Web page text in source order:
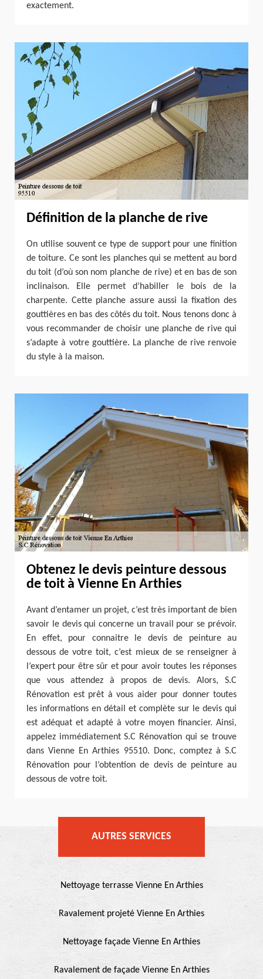
exactement.
Définition de la planche de rive
On utilise souvent ce type de support pour une finition
de toiture. Ce sont les planches qui se mettent au bord
du toit (d’où son nom planche de rive) et en bas de son
inclinaison. Elle permet d’habiller le bois de la
charpente. Cette planche assure aussi la fixation des
gouttières en bas des côtés du toit. Nous tenons donc à
vous recommander de choisir une planche de rive qui
s’adapte à votre gouttière. La planche de rive renvoie
du style à la maison.
Obtenez le devis peinture dessous
de toit à Vienne En Arthies
Avant d’entamer un projet, c’est très important de bien
savoir le devis qui concerne un travail pour se prévoir.
En effet, pour connaitre le devis de peinture au
dessous de votre toit, c’est mieux de se renseigner à
l’expert pour être sûr et pour avoir toutes les réponses
que vous attendez à propos de devis. Alors, S.C
Rénovation est prêt à vous aider pour donner toutes
les informations en détail et complète sur le devis qui
est adéquat et adapté à votre moyen financier. Ainsi,
appelez immédiatement S.C Rénovation qui se trouve
dans Vienne En Arthies 95510. Donc, comptez à S.C
Rénovation pour l’obtention de devis de peinture au
dessous de votre toit.
AUTRES SERVICES
Nettoyage terrasse Vienne En Arthies
Ravalement projeté Vienne En Arthies
Nettoyage façade Vienne En Arthies
Ravalement de façade Vienne En Arthies